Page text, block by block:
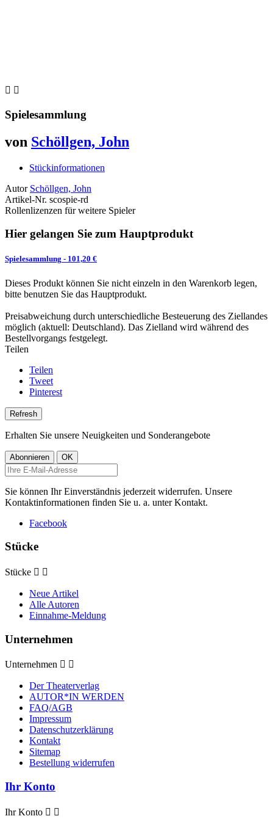
 
Spielesammlung
von Schöllgen, John
Stückinformationen
Autor Schöllgen, John
Artikel-Nr. scospie-rd
Rollenlizenzen für weitere Spieler
Hier gelangen Sie zum Hauptprodukt
Spielesammlung - 101,20 €
Dieses Produkt können Sie nicht einzeln in den Warenkorb legen,
bitte benutzen Sie das Hauptprodukt.
Preisabweichung durch unterschiedliche Besteuerung des Ziellandes
möglich (aktuell: Deutschland). Das Zielland wird während des
Bestellvorgangs festgelegt.
Teilen
Teilen
Tweet
Pinterest
Erhalten Sie unsere Neuigkeiten und Sonderangebote
Sie können Ihr Einverständnis jederzeit widerrufen. Unsere
Kontaktinformationen finden Sie u. a. unter Kontakt.
Facebook
Stücke
Stücke  
Neue Artikel
Alle Autoren
Einnahme-Meldung
Unternehmen
Unternehmen  
Der Theaterverlag
AUTOR*IN WERDEN
FAQ/AGB
Impressum
Datenschutzerklärung
Kontakt
Sitemap
Bestellung widerrufen
Ihr Konto
Ihr Konto  